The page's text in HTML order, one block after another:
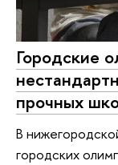
Городские
прочных
В
городских